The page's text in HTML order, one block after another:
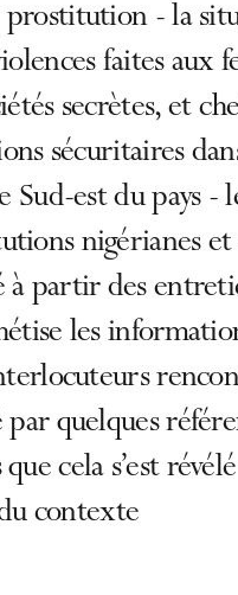
prostitution - la
faites aux
secrètes, et
sécuritaires
Sud-est du pays -
nigérianes et
partir des
les
quelques
cela s’est
contexte